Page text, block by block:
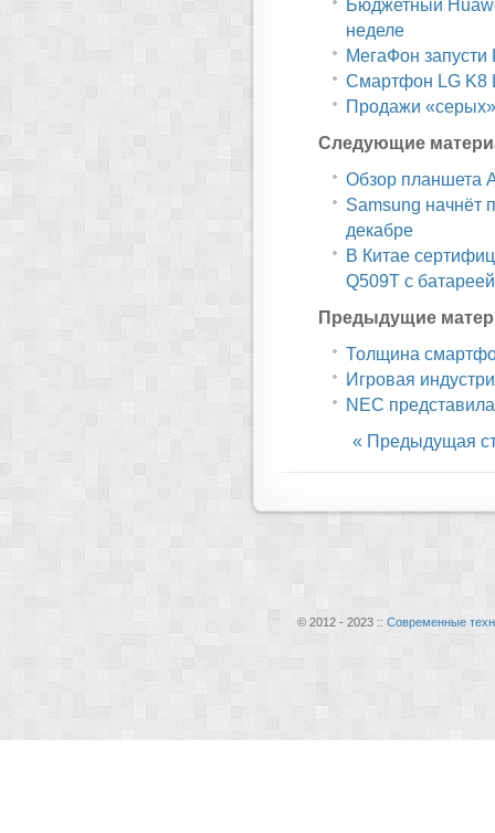
Бюджетный
неделе
МегаФон
Смартфон LG K8
Продажи
Следующие
Обзор планшета
Samsung начнёт
декабре
В Китае
Q509T с
Предыдущие
Толщина
Игровая
NEC
« Предыдущая
© 2012 - 2023 :: Современные